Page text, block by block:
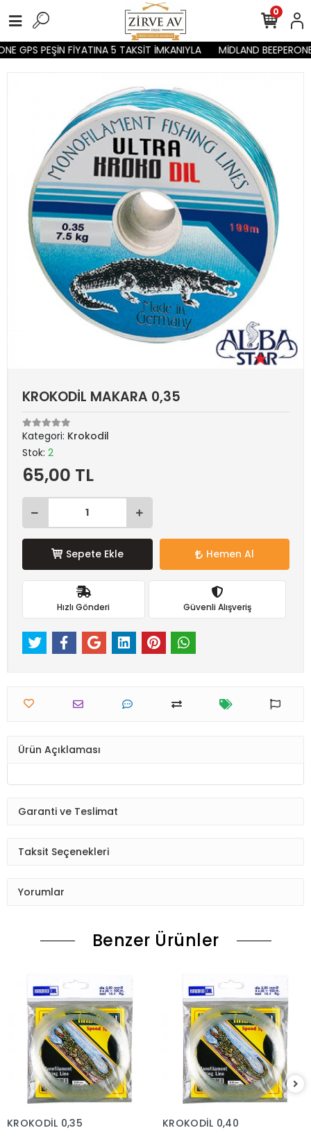
GPS PEŞİN FİYATINA 5 TAKSİT İMKANIYLA MİDLAND
0
KROKODİL MAKARA 0,35
Kategori: Krokodil
Stok: 2
65,00 TL
Sepete Ekle Hemen Al
Hızlı Gönderi Güvenli Alışveriş
Ürün Açıklaması
Garanti ve Teslimat
Taksit Seçenekleri
Yorumlar
Benzer Ürünler
KROKODİL 0,35 KROKODİL 0,40